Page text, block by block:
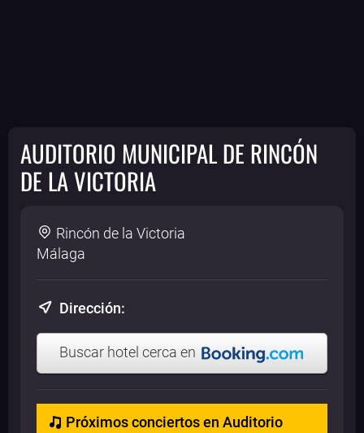
AUDITORIO MUNICIPAL DE RINCÓN
DE LA VICTORIA
Rincón de la Victoria
Málaga
Dirección:
Buscar hotel cerca en
Próximos conciertos en Auditorio